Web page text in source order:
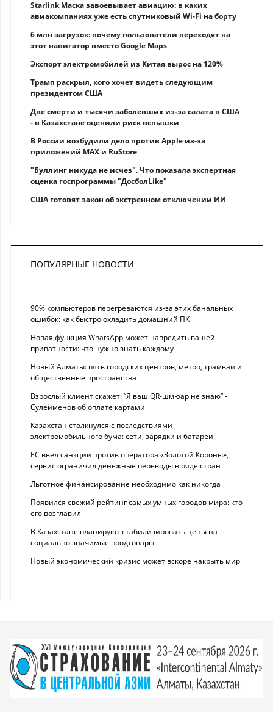
Starlink Маска завоевывает авиацию: в каких
авиакомпаниях уже есть спутниковый Wi-Fi на борту
6 млн загрузок: почему пользователи переходят на
этот навигатор вместо Google Maps
Экспорт электромобилей из Китая вырос на 120%
Трамп раскрыл, кого хочет видеть следующим
президентом США
Две смерти и тысячи заболевших из-за салата в США
- в Казахстане оценили риск вспышки
В России возбудили дело против Apple из-за
приложений MAX и RuStore
"Буллинг никуда не исчез". Что показала экспертная
оценка госпрограммы "ДосболLike"
США готовят закон об экстренном отключении ИИ
ПОПУЛЯРНЫЕ НОВОСТИ
90% компьютеров перегреваются из-за этих банальных
ошибок: как быстро охладить домашний ПК
Новая функция WhatsApp может навредить вашей
приватности: что нужно знать каждому
Новый Алматы: пять городских центров, метро, трамваи и
общественные пространства
Взрослый клиент скажет: “Я ваш QR-шмюар не знаю“ -
Сулейменов об оплате картами
Казахстан столкнулся с последствиями
электромобильного бума: сети, зарядки и батареи
ЕС ввел санкции против оператора «Золотой Короны»,
сервис ограничил денежные переводы в ряде стран
Льготное финансирование необходимо как никогда
Появился свежий рейтинг самых умных городов мира: кто
его возглавил
В Казахстане планируют стабилизировать цены на
социально значимые продтовары
Новый экономический кризис может вскоре накрыть мир